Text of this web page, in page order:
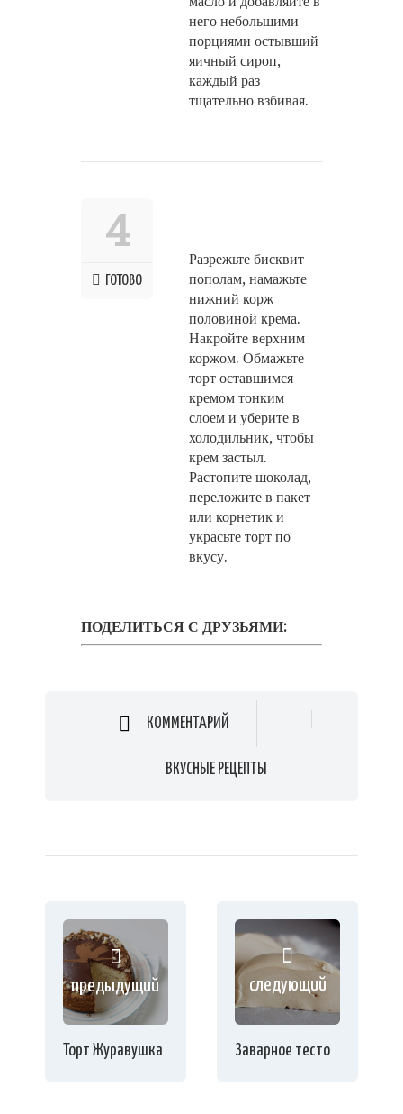
него небольшими
порциями остывший
яичный сироп,
каждый раз
тщательно взбивая.
4
ГОТОВО
Разрежьте бисквит
пополам, намажьте
нижний корж
половиной крема.
Накройте верхним
коржом. Обмажьте
торт оставшимся
кремом тонким
слоем и уберите в
холодильник, чтобы
крем застыл.
Растопите шоколад,
переложите в пакет
или корнетик и
украсьте торт по
вкусу.
ПОДЕЛИТЬСЯ С ДРУЗЬЯМИ:
КОММЕНТАРИЙ
ВКУСНЫЕ РЕЦЕПТЫ
предыдущий
Торт Журавушка
следующий
Заварное тесто